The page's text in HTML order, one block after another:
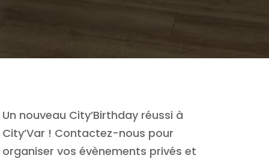
Un nouveau City’Birthday réussi à
City’Var ! Contactez-nous pour
organiser vos évènements privés et